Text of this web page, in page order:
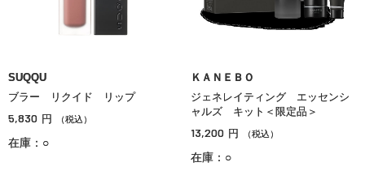
SUQQU
ブラー リクイド リップ
5,830 円 （税込）
在庫：○
ＫＡＮＥＢＯ
ジェネレイティング エッセンシ
ャルズ キット＜限定品＞
13,200 円 （税込）
在庫：○